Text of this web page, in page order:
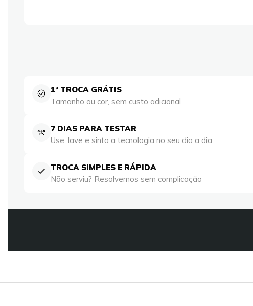
1ª TROCA GRÁTIS
Tamanho ou cor, sem custo adicional
7 DIAS PARA TESTAR
Use, lave e sinta a tecnologia no seu dia a dia
TROCA SIMPLES E RÁPIDA
Não serviu? Resolvemos sem complicação